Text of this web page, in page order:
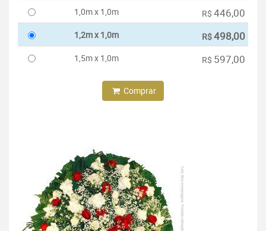
1,0m x 1,0m
R$ 446,00
1,2m x 1,0m R$498,00
1,5m x 1,0m R$ 597,00
Comprar